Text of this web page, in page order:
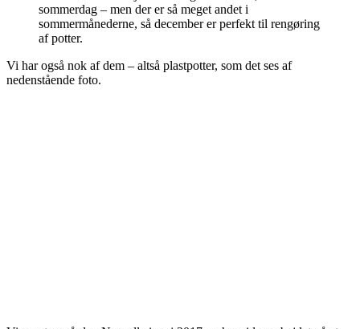
sommerdag – men der er så meget andet i
sommermånederne, så december er perfekt til rengøring
af potter.
Vi har også nok af dem – altså plastpotter, som det ses af
nedenstående foto.